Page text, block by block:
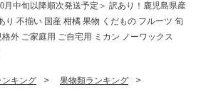
月中旬以降順次発送予定＞ 訳あり！鹿児島県産
り 不揃い 国産 柑橘 果物 くだもの フルーツ 旬
外 ご家庭用 ご自宅用 ミカン ノーワックス
ンキング
果物類ランキング